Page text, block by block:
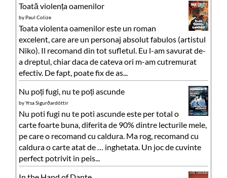
Toată violența oamenilor
by Paul Colize
Toata violenta oamenilor este un roman
excelent, care are un personaj absolut fabulos (artistul
Niko). Il recomand din tot sufletul. Eu l-am savurat de-
a dreptul, chiar daca de cateva ori m-am cutremurat
efectiv. De fapt, poate fix de as...
Nu poți fugi, nu te poți ascunde
byYrsa Sigurðardóttir
Nu poti fugi nu te poti ascunde este per total o
carte foarte buna, diferita de 90% dintre lecturile mele,
pe care o recomand cu caldura. Ma rog, recomand cu
caldura o carte atat de … inghetata. Un joc de cuvinte
perfect potrivit in peis...